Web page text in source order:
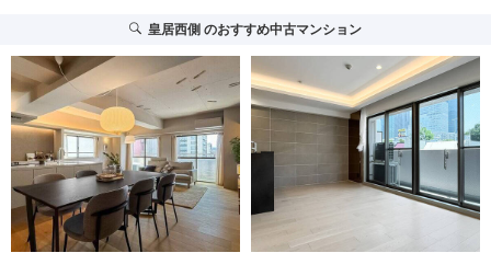
皇居西側のおすすめ中古マンション